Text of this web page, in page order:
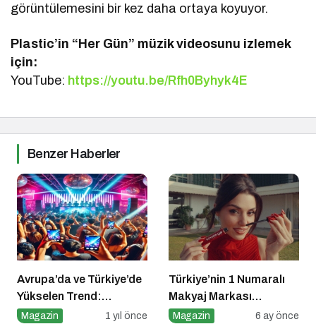
görüntülemesini bir kez daha ortaya koyuyor.
Plastic’in “Her Gün” müzik videosunu izlemek
için:
YouTube: https://youtu.be/Rfh0Byhyk4E
Benzer Haberler
Avrupa’da ve Türkiye’de
Yükselen Trend:
Telefonsuz Gece
Magazin 1 yıl önce
Türkiye’nin 1 Numaralı
Makyaj Markası
Flormar’ın Yeni Global
Magazin 6 ay önce